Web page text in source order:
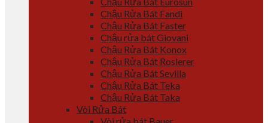
Chậu Rửa Bát Fandi
Chậu Rửa Bát Faster
Chậu rửa bát Giovani
Chậu Rửa Bát Konox
Chậu Rửa Bát Roslerer
Chậu Rửa Bát Sevilla
Chậu Rửa Bát Teka
Chậu Rửa Bát Taka
Vòi Rửa Bát